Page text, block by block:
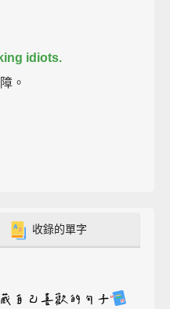
idiots.
。
收錄的單字